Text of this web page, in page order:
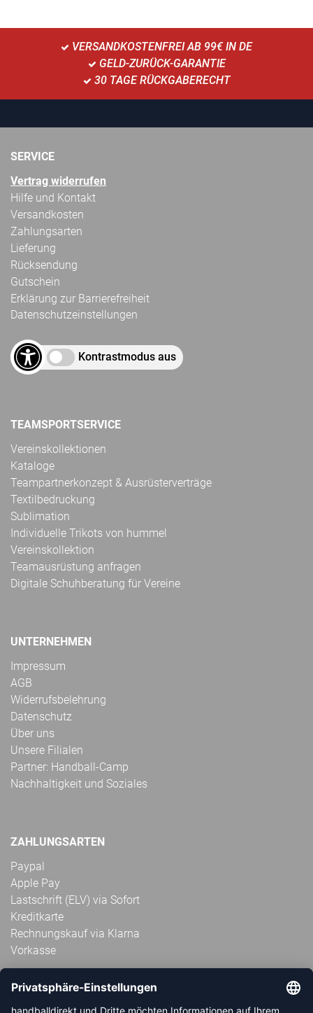
VERSANDKOSTENFREI AB 99€ IN DE
GELD-ZURÜCK-GARANTIE
30 TAGE RÜCKGABERECHT
SERVICE
Vertrag widerrufen
Hilfe und Kontakt
Versandkosten
Zahlungsarten
Lieferung
Rücksendung
Gutschein
Erklärung zur Barrierefreiheit
Datenschutzeinstellungen
Kontrastmodus aus
TEAMSPORTSERVICE
Vereinskollektionen
Kataloge
Teampartnerkonzept & Ausrüsterverträge
Textilbedruckung
Sublimation
Individuelle Trikots von hummel
Vereinskollektion
Teamausrüstung anfragen
Digitale Schuhberatung für Vereine
UNTERNEHMEN
Impressum
AGB
Widerrufsbelehrung
Datenschutz
Über uns
Unsere Filialen
Partner: Handball-Camp
Nachhaltigkeit und Soziales
ZAHLUNGSARTEN
Paypal
Apple Pay
Lastschrift (ELV) via Sofort
Kreditkarte
Rechnungskauf via Klarna
Vorkasse
ABONNIERE JETZT DEN KOSTENLOSEN